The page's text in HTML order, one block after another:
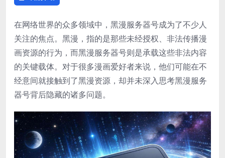
在网络世界的众多领域中，黑漫服务器号成为了不少人
关注的焦点。黑漫，指的是那些未经授权、非法传播漫
画资源的行为，而黑漫服务器号则是承载这些非法内容
的关键载体。对于很多漫画爱好者来说，他们可能在不
经意间就接触到了黑漫资源，却并未深入思考黑漫服务
器号背后隐藏的诸多问题。